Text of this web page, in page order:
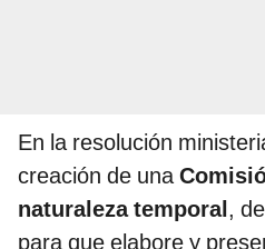
En la resolución
creación de una
naturaleza temporal,
para que elabore y